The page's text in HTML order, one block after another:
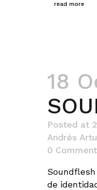
read more
18
Posted at
Andrés
0
de